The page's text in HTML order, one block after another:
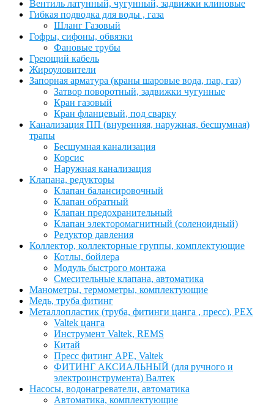
Вентиль латунный, чугунный, задвижки клиновые
Гибкая подводка для воды , газа
Шланг Газовый
Гофры, сифоны, обвязки
Фановые трубы
Греющий кабель
Жироуловители
Запорная арматура (краны шаровые вода, пар, газ)
Затвор поворотный, задвижки чугунные
Кран газовый
Кран фланцевый, под сварку
Канализация ПП (внуренняя, наружная, бесшумная)
трапы
Бесшумная канализация
Корсис
Наружная канализация
Клапана, редукторы
Клапан балансировочный
Клапан обратный
Клапан предохранительный
Клапан электоромагнитный (соленоидный)
Редуктор давления
Коллектор, коллекторные группы, комплектующие
Котлы, бойлера
Модуль быстрого монтажа
Смесительные клапана, автоматика
Манометры, термометры, комплектующие
Медь, труба фитинг
Металлопластик (труба, фитинги цанга , пресс), PEX
Valtek цанга
Инструмент Valtek, REMS
Китай
Пресс фитинг APE, Valtek
ФИТИНГ АКСИАЛЬНЫЙ (для ручного и
электроинструмента) Валтек
Насосы, водонагреватели, автоматика
Автоматика, комплектующие